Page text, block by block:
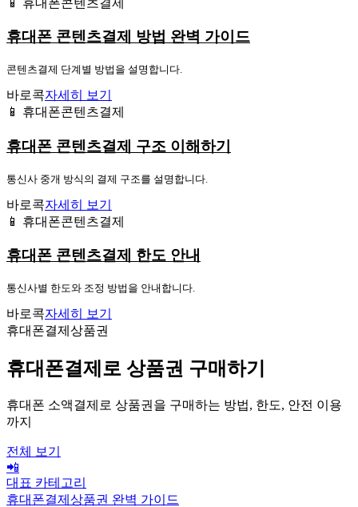
휴대폰 콘텐츠결제 방법 완벽 가이드
콘텐츠결제 단계별 방법을 설명합니다.
바로콕자세히 보기
📱 휴대폰콘텐츠결제
휴대폰 콘텐츠결제 구조 이해하기
통신사 중개 방식의 결제 구조를 설명합니다.
바로콕자세히 보기
📱 휴대폰콘텐츠결제
휴대폰 콘텐츠결제 한도 안내
통신사별 한도와 조정 방법을 안내합니다.
바로콕자세히 보기
휴대폰결제상품권
휴대폰결제로 상품권 구매하기
휴대폰 소액결제로 상품권을 구매하는 방법, 한도, 안전 이용
까지
전체 보기
📲
대표 카테고리
휴대폰결제상품권 완벽 가이드